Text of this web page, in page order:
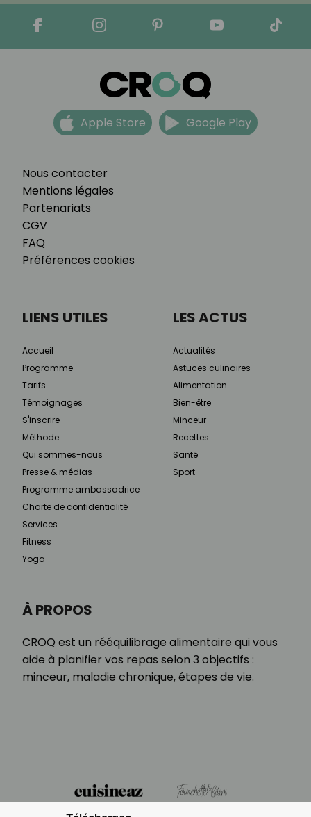
Nous contacter
Mentions légales
Partenariats
CGV
FAQ
Préférences cookies
Apple Store Google Play
À PROPOS
CROQ est un rééquilibrage alimentaire qui vous
aide à planifier vos repas selon 3 objectifs :
minceur, maladie chronique, étapes de vie.
LIENS UTILES
Accueil
Programme
Tarifs
Témoignages
S'inscrire
Méthode
Qui sommes-nous
Presse & médias
Programme ambassadrice
Charte de confidentialité
Services
Fitness
Yoga
LES ACTUS
Actualités
Astuces culinaires
Alimentation
Bien-être
Minceur
Recettes
Santé
Sport